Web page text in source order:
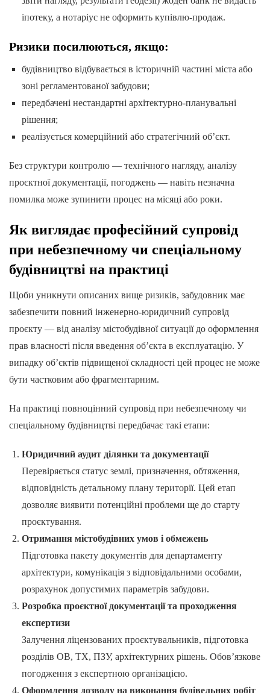
іпотеку, а нотаріус не оформить купівлю-продаж.
Ризики посилюються, якщо:
будівництво відбувається в історичній частині міста або
зоні регламентованої забудови;
передбачені нестандартні архітектурно-планувальні
рішення;
реалізується комерційний або стратегічний об’єкт.
Без структури контролю — технічного нагляду, аналізу
проєктної документації, погоджень — навіть незначна
помилка може зупинити процес на місяці або роки.
Як виглядає професійний супровід
при небезпечному чи спеціальному
будівництві на практиці
Щоби уникнути описаних вище ризиків, забудовник має
забезпечити повний інженерно-юридичний супровід
проєкту — від аналізу містобудівної ситуації до оформлення
прав власності після введення об’єкта в експлуатацію. У
випадку об’єктів підвищеної складності цей процес не може
бути частковим або фрагментарним.
На практиці повноцінний супровід при небезпечному чи
спеціальному будівництві передбачає такі етапи:
Юридичний аудит ділянки та документації
Перевіряється статус землі, призначення, обтяження,
відповідність детальному плану території. Цей етап
дозволяє виявити потенційні проблеми ще до старту
проєктування.
Отримання містобудівних умов і обмежень
Підготовка пакету документів для департаменту
архітектури, комунікація з відповідальними особами,
розрахунок допустимих параметрів забудови.
Розробка проєктної документації та проходження
експертизи
Залучення ліцензованих проєктувальників, підготовка
розділів ОВ, ТХ, ПЗУ, архітектурних рішень. Обов’язкове
погодження з експертною організацією.
Оформлення дозволу на виконання будівельних робіт